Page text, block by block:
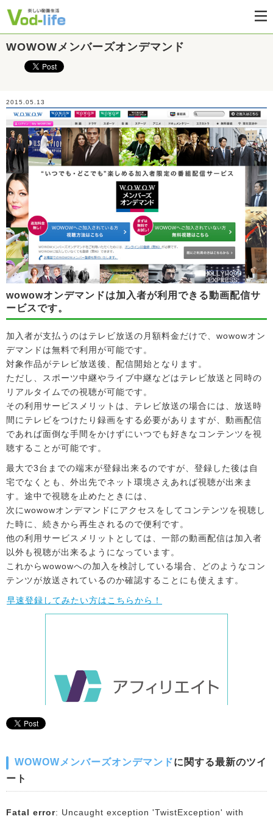
WOWOWメンバーズオンデマンド
2015.05.13
wowowオンデマンドは加入者が利用できる動画配信サ
ービスです。
加入者が支払うのはテレビ放送の月額料金だけで、wowowオン
デマンドは無料で利用が可能です。
対象作品がテレビ放送後、配信開始となります。
ただし、スポーツ中継やライブ中継などはテレビ放送と同時の
リアルタイムでの視聴が可能です。
その利用サービスメリットは、テレビ放送の場合には、放送時
間にテレビをつけたり録画をする必要がありますが、動画配信
であれば面倒な手間をかけずにいつでも好きなコンテンツを視
聴することが可能です。
最大で3台までの端末が登録出来るのですが、登録した後は自
宅でなくとも、外出先でネット環境さえあれば視聴が出来ま
す。途中で視聴を止めたときには、
次にwowowオンデマンドにアクセスをしてコンテンツを視聴し
た時に、続きから再生されるので便利です。
他の利用サービスメリットとしては、一部の動画配信は加入者
以外も視聴が出来るようになっています。
これからwowowへの加入を検討している場合、どのようなコン
テンツが放送されているのか確認することにも使えます。
早速登録してみたい方はこちらから！
WOWOWメンバーズオンデマンドに関する最新のツイ
ート
Fatal error: Uncaught exception 'TwistException' with